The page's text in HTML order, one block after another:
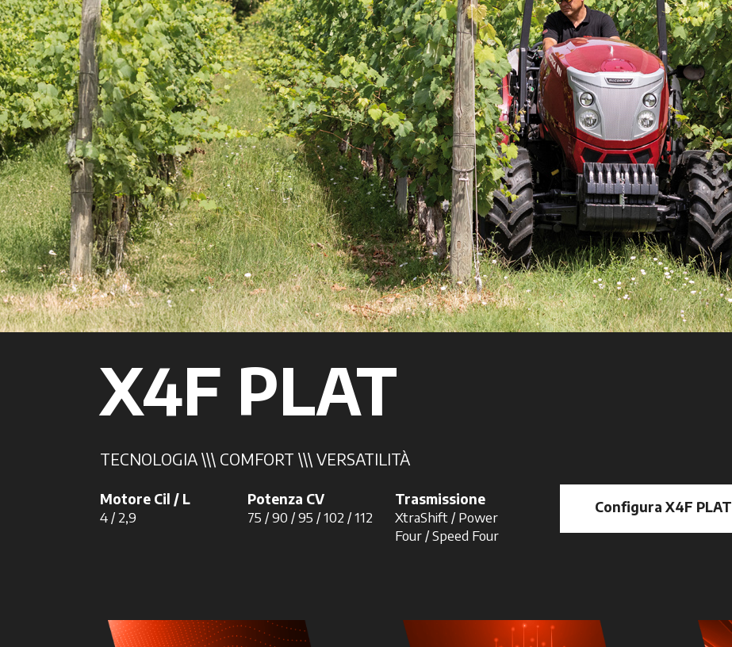
X4F PLAT
TECNOLOGIA \\\ COMFORT \\\ VERSATILITÀ
Motore Cil / L
4 / 2,9
Potenza CV
75 / 90 / 95 / 102 / 112
Trasmissione
XtraShift / Power
Four / Speed Four
Configura X4F PLAT